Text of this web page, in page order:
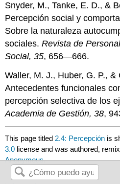
Snyder, M., Tanke, E. D., &
Percepción social y
Sobre la naturaleza
sociales.Revista de
Social, 35, 656—666.
Waller, M. J., Huber, G. P.,
Antecedentes funcionales
percepción selectiva de los
Academia de Gestión, 38,
This page titled 2.4: Percepción is
3.0 license and was authored,
Anonymous.